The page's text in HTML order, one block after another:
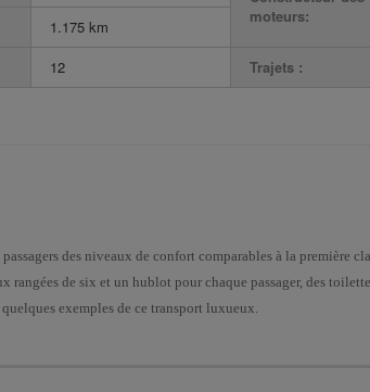
moteurs:
1.175 km
12 Trajets :
des niveaux de confort comparables à la première
rangées de six et un hublot pour chaque passager, des
exemples de ce transport luxueux.